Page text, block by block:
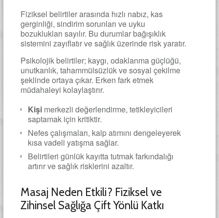
Fiziksel belirtiler arasında hızlı nabız, kas
gerginliği, sindirim sorunları ve uyku
bozuklukları sayılır. Bu durumlar bağışıklık
sistemini zayıflatır ve sağlık üzerinde risk yaratır.
Psikolojik belirtiler; kaygı, odaklanma güçlüğü,
unutkanlık, tahammülsüzlük ve sosyal çekilme
şeklinde ortaya çıkar. Erken fark etmek
müdahaleyi kolaylaştırır.
Kişimerkezli değerlendirme, tetikleyicileri
saptamak için kritiktir.
Nefes çalışmaları, kalp atımını dengeleyerek
kısa vadeli yatışma sağlar.
Belirtileri günlük kayıtta tutmak farkındalığı
artırır ve sağlık risklerini azaltır.
Masaj Neden Etkili? Fiziksel ve
Zihinsel Sağlığa Çift Yönlü Katkı